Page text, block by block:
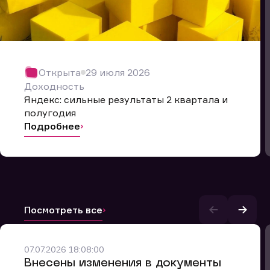
Открыта 29 июля 2026
Доходность
Яндекс: сильные результаты 2 квартала и
полугодия
Подробнее
Посмотреть все
07.07.2026 18:08:00
Внесены изменения в документы